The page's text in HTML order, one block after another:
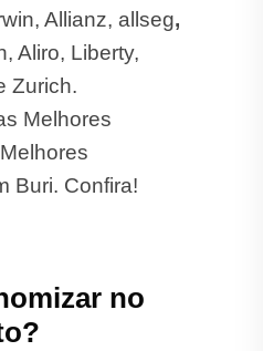
Allianz, allseg,
Aliro, Liberty,
Zurich.
Melhores
Buri. Confira!
no